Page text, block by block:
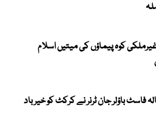
پیک حادثہ،5غیرملکی کوہ پیماؤں کی میتیں اسلام
کے 25 سالہ فاسٹ باؤلر جان ٹرنر نے کرکٹ کو خیر باد